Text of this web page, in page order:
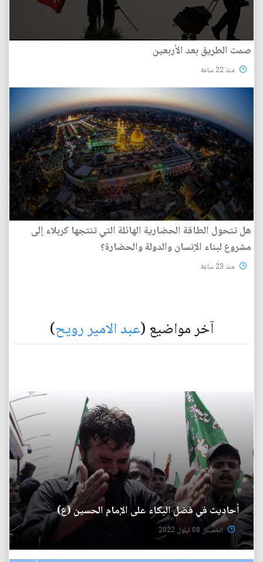
صمت الطريق بعد الأربعين
منذ 22 ساعة
هل تتحول الطاقة الحضارية الهائلة التي تنتجها كربلاء إلى
مشروع لبناء الإنسان والدولة والحضارة؟
منذ 23 ساعة
آخر مواضيع (عبد الامير رويح)
أحاديث في فضل البكاء على الإمام الحسين (ع)
الخميس 08 ايلول 2022